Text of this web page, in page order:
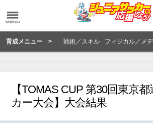
育成メニュー > 戦術／スキル フィジカル／メ
【TOMAS CUP 第30回東京
カー大会】大会結果